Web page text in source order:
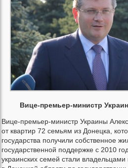
Вице-премьер-министр
Вице-премьер-министр Украины
от квартир 72 семьям из Донецка,
государства получили собственное
государственной поддержке с 2010
украинских семей стали владельцами